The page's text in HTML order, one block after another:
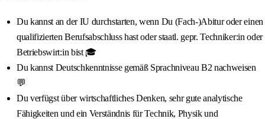
Du kannst an der IU durchstarten, wenn Du (Fach-)Abitur oder einen
qualifizierten Berufsabschluss hast oder staatl. gepr. Techniker:in oder
Betriebswirt:in bist 🎓
Du kannst Deutschkenntnisse gemäß Sprachniveau B2 nachweisen
💬
Du verfügst über wirtschaftliches Denken, sehr gute analytische
Fähigkeiten und ein Verständnis für Technik, Physik und